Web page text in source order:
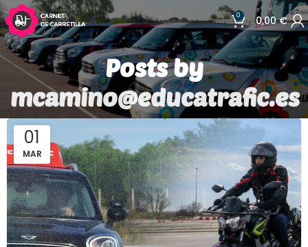
0 0,00€
Posts by
mcamino@educatrafic.es
01
MAR